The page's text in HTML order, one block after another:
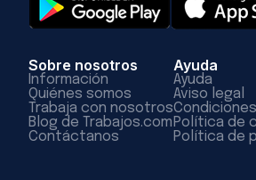
Sobre nosotros
Información
Quiénes somos
Trabaja con nosotros
Blog de Trabajos.com
Contáctanos
Ayuda
Ayuda
Aviso legal
Política de
Política de